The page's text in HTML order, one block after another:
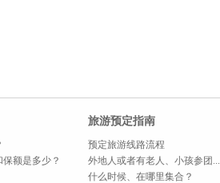
额是多少？
旅游预定指南
预定旅游线路流程
外地人或者有老人、小孩参团...
什么时候、在哪里集合？